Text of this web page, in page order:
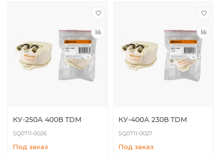
КУ-250А 400В TDM
SQ0711-0026
Под заказ
КУ-400А 230В TDM
SQ0711-0027
Под заказ